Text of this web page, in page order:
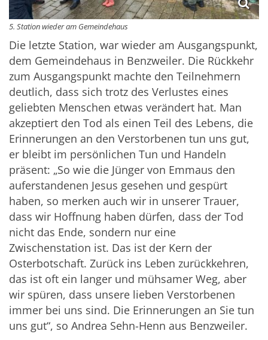
5. Station wieder am Gemeindehaus
Die letzte Station, war wieder am Ausgangspunkt,
dem Gemeindehaus in Benzweiler. Die Rückkehr
zum Ausgangspunkt machte den Teilnehmern
deutlich, dass sich trotz des Verlustes eines
geliebten Menschen etwas verändert hat. Man
akzeptiert den Tod als einen Teil des Lebens, die
Erinnerungen an den Verstorbenen tun uns gut,
er bleibt im persönlichen Tun und Handeln
präsent: „So wie die Jünger von Emmaus den
auferstandenen Jesus gesehen und gespürt
haben, so merken auch wir in unserer Trauer,
dass wir Hoffnung haben dürfen, dass der Tod
nicht das Ende, sondern nur eine
Zwischenstation ist. Das ist der Kern der
Osterbotschaft. Zurück ins Leben zurückkehren,
das ist oft ein langer und mühsamer Weg, aber
wir spüren, dass unsere lieben Verstorbenen
immer bei uns sind. Die Erinnerungen an Sie tun
uns gut“, so Andrea Sehn-Henn aus Benzweiler.